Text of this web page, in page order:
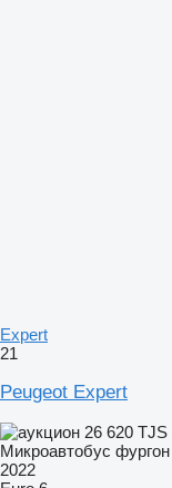
Expert
21
Peugeot Expert
26 620 TJS
Микроавтобус фургон
2022